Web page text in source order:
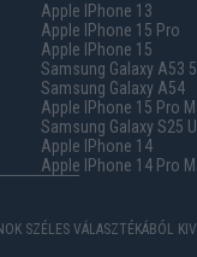
Apple IPhone 13
Apple IPhone 15 Pro
Apple IPhone 15
Samsung Galaxy A53
Samsung Galaxy A54
Apple IPhone 15 Pro
Samsung Galaxy S25
Apple IPhone 14
Apple IPhone 14 Pro
SZÉLES VÁLASZTÉKÁBÓL